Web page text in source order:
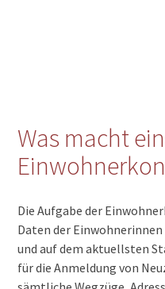
Was macht
Die Aufgabe der
Daten der
und auf dem aktuellsten
für die Anmeldung von